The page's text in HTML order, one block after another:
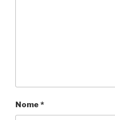
Nome *